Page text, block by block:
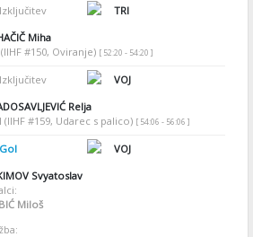
Izključitev
TRI
Miha
(IIHF #150, Oviranje) [ 52:20 - 54:20 ]
Izključitev
VOJ
Relja
(IIHF #159, Udarec s palico) [ 54:06 - 56:06 ]
Gol
VOJ
Svyatoslav
Miloš